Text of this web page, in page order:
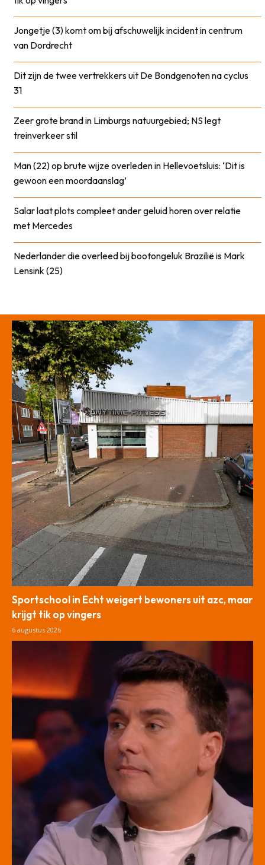
Jongetje (3) komt om bij afschuwelijk incident in centrum
van Dordrecht
Dit zijn de twee vertrekkers uit De Bondgenoten na cyclus
31
Zeer grote brand in Limburgs natuurgebied; NS legt
treinverkeer stil
Man (22) op brute wijze overleden in Hellevoetsluis: ‘Dit is
gewoon een moordaanslag’
Salar laat plots compleet ander geluid horen over relatie
met Mercedes
Nederlander die overleed bij bootongeluk Brazilië is Mark
Lensink (25)
Sportschool in Echt weigert bewoners uit azc, maar
krijgt tik op vingers
6 augustus 2026